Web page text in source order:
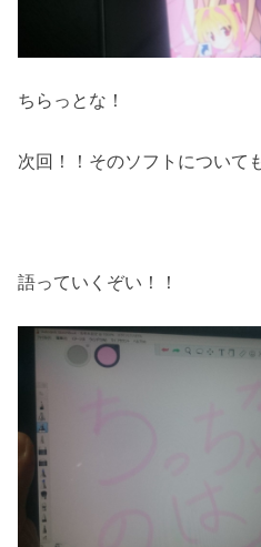
ちらっとな！
次回！！そのソフトについて
語っていくぞい！！